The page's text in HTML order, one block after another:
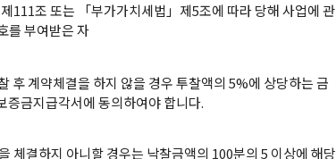
111조 또는 「부가가치세법」제5조에 따라 당해 사업에 관
를 부여받은 자
후 계약체결을 하지 않을 경우 투찰액의 5%에 상당하는 금
증금지급각서에 동의하여야 합니다.
체결하지 아니할 경우는 낙찰금액의 100분의 5 이상에 해당